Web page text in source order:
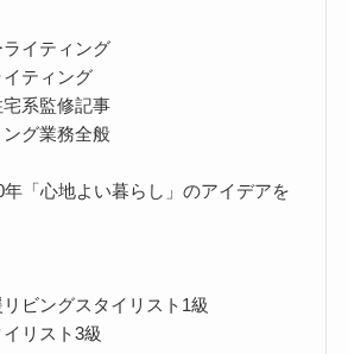
ライティング
イティング
宅系監修記事
ング業務全般
「心地よい暮らし」のアイデアを
リビングスタイリスト1級
リスト3級